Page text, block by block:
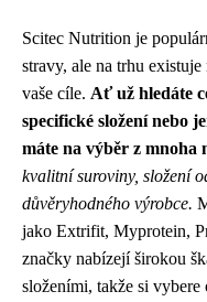
Scitec Nutrition je
stravy, ale na trhu
vaše cíle. Ať už hledáte
specifické složení nebo
máte na výběr z mnoha
kvalitní suroviny, složení
důvěryhodného výrobce.
jako Extrifit, Myprotein,
značky nabízejí širokou
složeními, takže si